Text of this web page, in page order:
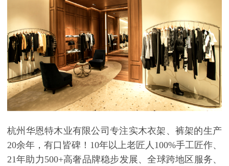
杭州华恩特木业有限公司 专注实木衣架、裤架的生产
20余年，有口皆碑！10年以上老匠人100%手工匠作、
21年助力500+高奢品牌稳步发展、全球跨地区服务、